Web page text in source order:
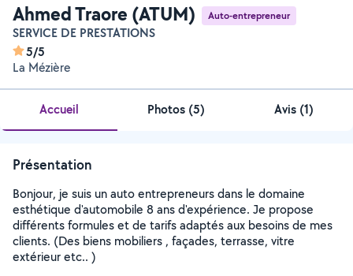
Ahmed Traore (ATUM) Auto-entrepreneur
SERVICE DE PRESTATIONS
5/5
La Mézière
Accueil Photos (5) Avis (1)
Présentation
Bonjour, je suis un auto entrepreneurs dans le domaine
esthétique d'automobile 8 ans d'expérience. Je propose
différents formules et de tarifs adaptés aux besoins de mes
clients. (Des biens mobiliers , façades, terrasse, vitre
extérieur etc.. )